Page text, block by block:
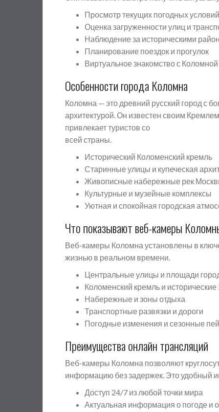
Просмотр текущих погодных
Оценка загруженности улиц и
Наблюдение за историческими
Планирование поездок и прогулок
Виртуальное знакомство с Коломной
Особенности города Коломна
Коломна — это древний русский город с
архитектурой. Он известен своим
привлекает туристов со
всей страны.
Исторический Коломенский кремль
Старинные улицы и купеческая
Живописные набережные рек
Культурные и музейные комплексы
Уютная и спокойная городская
Что показывают веб-камеры
Веб-камеры Коломна установлены в
жизнью в реальном времени.
Центральные улицы и площади
Коломенский кремль и исторические
Набережные и зоны отдыха
Транспортные развязки и дороги
Погодные изменения и сезонные
Преимущества онлайн трансляций
Веб-камеры Коломна позволяют
информацию без задержек. Это удобный
Доступ 24/7 из любой точки мира
Актуальная информация о погоде и